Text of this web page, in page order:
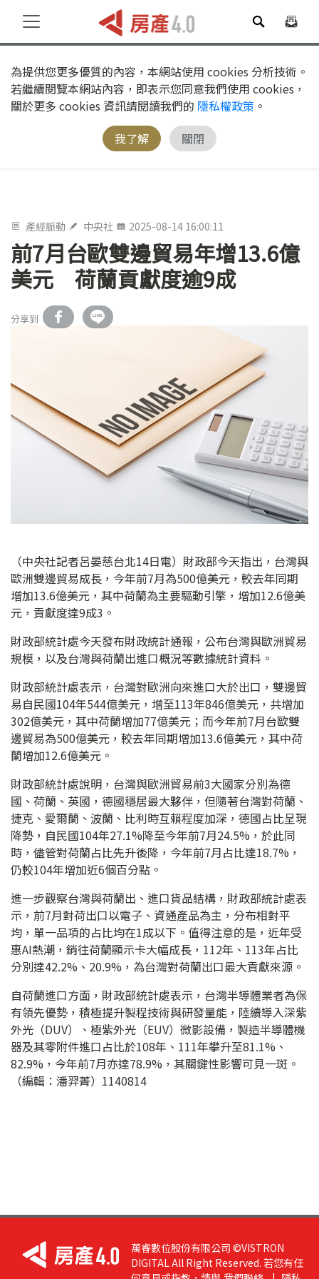
為提供您更多優質的內容，本網站使用 cookies 分析技術。
若繼續閱覽本網站內容，即表示您同意我們使用 cookies，
關於更多 cookies 資訊請閱讀我們的 隱私權政策 。
我了解
關閉
產經脈動 中央社 2025-08-14 16:00:11
前7月台歐雙邊貿易年增13.6億
美元 荷蘭貢獻度逾9成
分享到
（中央社記者呂晏慈台北14日電）財政部今天指出，台灣與
歐洲雙邊貿易成長，今年前7月為500億美元，較去年同期
增加13.6億美元，其中荷蘭為主要驅動引擎，增加12.6億美
元，貢獻度達9成3。
財政部統計處今天發布財政統計通報，公布台灣與歐洲貿易
規模，以及台灣與荷蘭出進口概況等數據統計資料。
財政部統計處表示，台灣對歐洲向來進口大於出口，雙邊貿
易自民國104年544億美元，增至113年846億美元，共增加
302億美元，其中荷蘭增加77億美元；而今年前7月台歐雙
邊貿易為500億美元，較去年同期增加13.6億美元，其中荷
蘭增加12.6億美元。
財政部統計處說明，台灣與歐洲貿易前3大國家分別為德
國、荷蘭、英國，德國穩居最大夥伴，但隨著台灣對荷蘭、
捷克、愛爾蘭、波蘭、比利時互賴程度加深，德國占比呈現
降勢，自民國104年27.1%降至今年前7月24.5%，於此同
時，儘管對荷蘭占比先升後降，今年前7月占比達18.7%，
仍較104年增加近6個百分點。
進一步觀察台灣與荷蘭出、進口貨品結構，財政部統計處表
示，前7月對荷出口以電子、資通產品為主，分布相對平
均，單一品項的占比均在1成以下。值得注意的是，近年受
惠AI熱潮，銷往荷蘭顯示卡大幅成長，112年、113年占比
分別達42.2%、20.9%，為台灣對荷蘭出口最大貢獻來源。
自荷蘭進口方面，財政部統計處表示，台灣半導體業者為保
有領先優勢，積極提升製程技術與研發量能，陸續導入深紫
外光（DUV）、極紫外光（EUV）微影設備，製造半導體機
器及其零附件進口占比於108年、111年攀升至81.1%、
82.9%，今年前7月亦達78.9%，其關鍵性影響可見一斑。
（編輯：潘羿菁）1140814
萬睿數位股份有限公司 ©VISTRON
DIGITAL All Right Reserved. 若您有任